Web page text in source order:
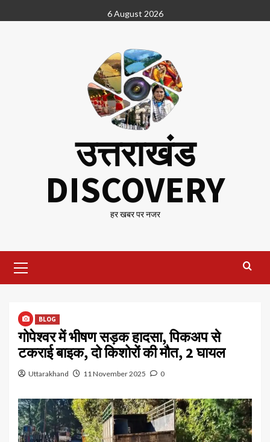
to
6 August 2026
उत्तराखंड
DISCOVERY
हर खबर पर नजर
Menu
BLOG
गोपेश्वर में भीषण सड़क हादसा, पिकअप से
टकराई बाइक, दो किशोरों की मौत, 2 घायल
Uttarakhand 11 November 2025 0